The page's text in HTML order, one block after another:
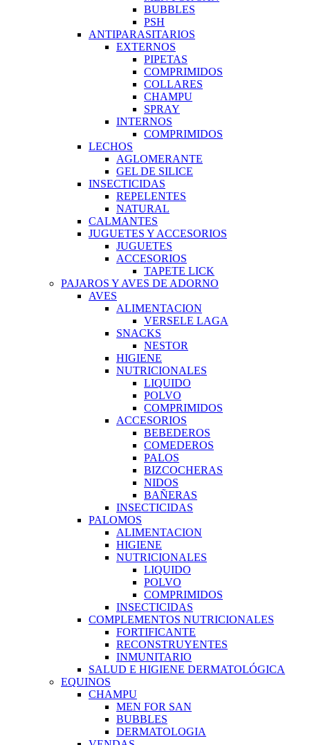
BUBBLES
PSH
ANTIPARASITARIOS
EXTERNOS
PIPETAS
COMPRIMIDOS
COLLARES
CHAMPU
SPRAY
INTERNOS
COMPRIMIDOS
LECHOS
AGLOMERANTE
GEL DE SILICE
INSECTICIDAS
REPELENTES
NATURAL
CALMANTES
JUGUETES Y ACCESORIOS
JUGUETES
ACCESORIOS
TAPETE LICK
PAJAROS Y AVES DE ADORNO
AVES
ALIMENTACION
VERSELE LAGA
SNACKS
NESTOR
HIGIENE
NUTRICIONALES
LIQUIDO
POLVO
COMPRIMIDOS
ACCESORIOS
BEBEDEROS
COMEDEROS
PALOS
BIZCOCHERAS
NIDOS
BAÑERAS
INSECTICIDAS
PALOMOS
ALIMENTACION
HIGIENE
NUTRICIONALES
LIQUIDO
POLVO
COMPRIMIDOS
INSECTICIDAS
COMPLEMENTOS NUTRICIONALES
FORTIFICANTE
RECONSTRUYENTES
INMUNITARIO
SALUD E HIGIENE DERMATOLÓGICA
EQUINOS
CHAMPU
MEN FOR SAN
BUBBLES
DERMATOLOGIA